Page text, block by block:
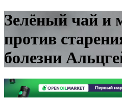
Зелёный чай и
против
болезни